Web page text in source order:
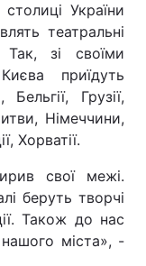
України
театральні
зі своїми
приїдуть
Грузії,
Німеччини,
Хорватії.
свої межі.
беруть творчі
Також до нас
міста», -